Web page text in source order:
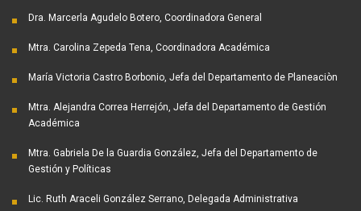
Dra. Marcerla Agudelo Botero, Coordinadora General
Mtra. Carolina Zepeda Tena, Coordinadora Académica
María Victoria Castro Borbonio, Jefa del Departamento de Planeaciòn
Mtra. Alejandra Correa Herrejón, Jefa del Departamento de Gestión
Académica
Mtra. Gabriela De la Guardia González, Jefa del Departamento de
Gestión y Políticas
Lic. Ruth Araceli González Serrano, Delegada Administrativa